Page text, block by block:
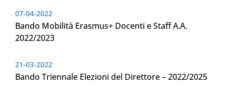
07-04-2022
Bando Mobilità Erasmus+ Docenti e Staff A.A.
2022/2023
21-03-2022
Bando Triennale Elezioni del Direttore – 2022/2025